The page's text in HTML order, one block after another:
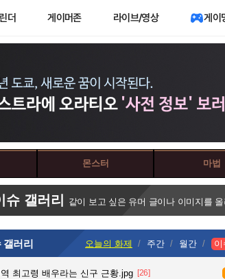
더 게이머존 라이브/영상 게이
몬스터 마법
슈 갤러리 같이 보고 싶은 유머 글이나 이미지를
갤러리 오늘의 화제 주간 월간 이
최고령 배우라는 신구 근황.jpg [26]